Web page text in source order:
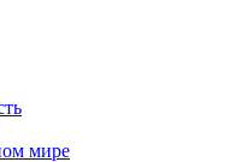
мире